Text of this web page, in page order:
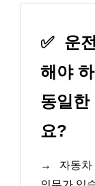
✅ 운
해야
동일한
요?
→
자동